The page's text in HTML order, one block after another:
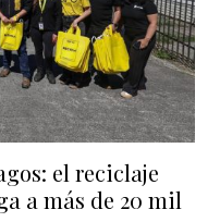
el reciclaje
a más de 20 mil